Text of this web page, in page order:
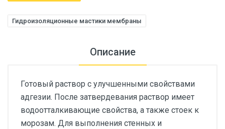
Гидроизоляционные мастики мембраны
Описание
Готовый раствор с улучшенными свойствами
адгезии. После затвердевания раствор имеет
водоотталкивающие свойства, а также стоек к
морозам. Для выполнения стенных и